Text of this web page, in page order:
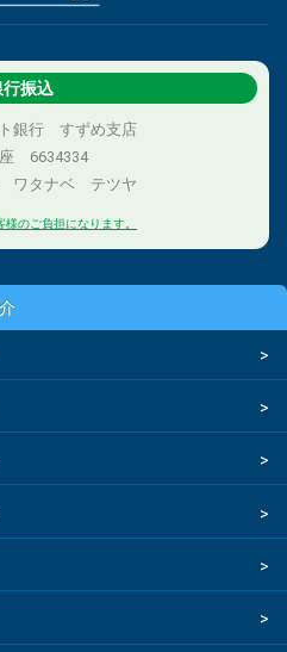
行振込
銀行 すずめ支店
6634334
ワタナベ テツヤ
のご負担になります。